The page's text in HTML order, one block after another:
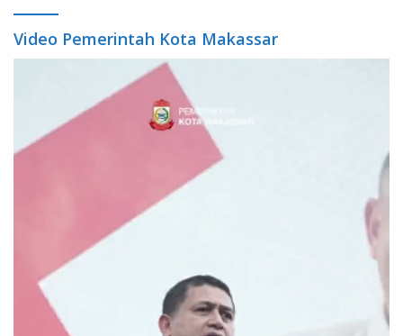
Video Pemerintah Kota Makassar